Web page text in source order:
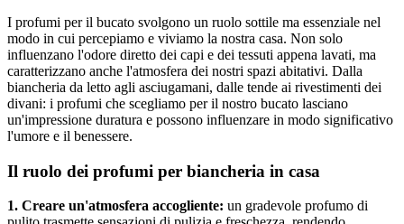
I profumi per il bucato svolgono un ruolo sottile ma essenziale nel
modo in cui percepiamo e viviamo la nostra casa. Non solo
influenzano l'odore diretto dei capi e dei tessuti appena lavati, ma
caratterizzano anche l'atmosfera dei nostri spazi abitativi. Dalla
biancheria da letto agli asciugamani, dalle tende ai rivestimenti dei
divani: i profumi che scegliamo per il nostro bucato lasciano
un'impressione duratura e possono influenzare in modo significativo
l'umore e il benessere.
Il ruolo dei profumi per biancheria in casa
1. Creare un'atmosfera accogliente: un gradevole profumo di